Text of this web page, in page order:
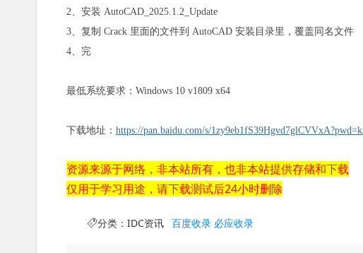
2、安装 AutoCAD_2025.1.2_Update
3、复制 Crack 里面的文件到 AutoCAD 安装目录里，覆盖同名文件
4、完
最低系统要求：Windows 10 v1809 x64
下载地址： https://pan.baidu.com/s/
资源来源于网络，非本站所有，也非本站提供存储和下载
仅用于学习用途，请下载测试后24小时删除
分类： IDC资讯 百度收录 必应收录